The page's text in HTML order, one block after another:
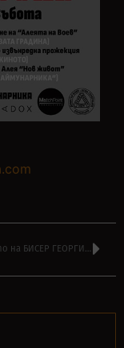
Семейството на БИСЕР ГЕОРГИЕВ има нужда от подкрепа, за да го изпрати